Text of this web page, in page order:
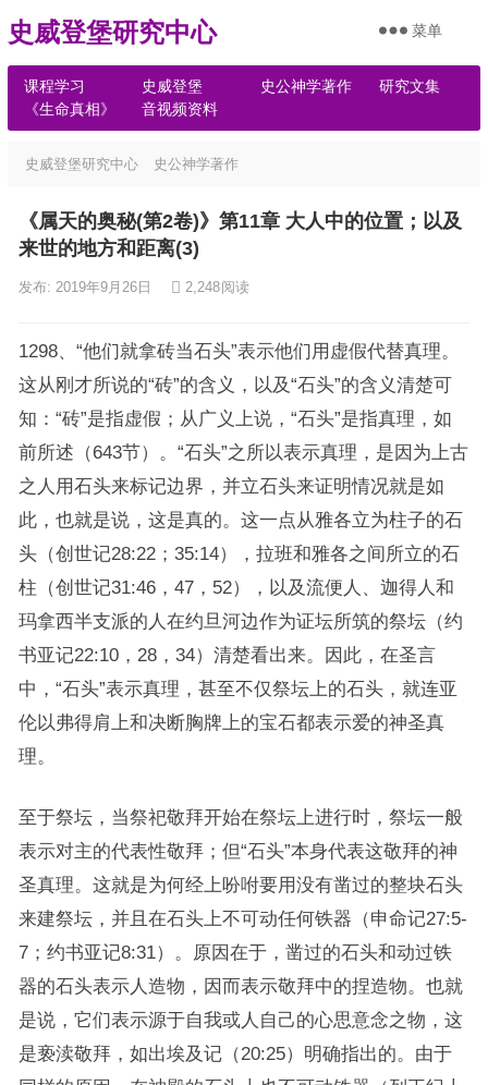
史威登堡研究中心
课程学习 史威登堡 史公神学著作
研究文集
《生命真相》
音视频资料
菜单
史威登堡研究中心 史公神学著作
《属天的奥秘(第2卷)》第11章 大人中的位置；以及
来世的地方和距离(3)
发布: 2019年9月26日 2,248阅读
1298、“他们就拿砖当石头”表示他们用虚假代替真理。
这从刚才所说的“砖”的含义，以及“石头”的含义清楚可
知：“砖”是指虚假；从广义上说，“石头”是指真理，如
前所述（643节）。“石头”之所以表示真理，是因为上古
之人用石头来标记边界，并立石头来证明情况就是如
此，也就是说，这是真的。这一点从雅各立为柱子的石
头（创世记28:22；35:14），拉班和雅各之间所立的石
柱（创世记31:46，47，52），以及流便人、迦得人和
玛拿西半支派的人在约旦河边作为证坛所筑的祭坛（约
书亚记22:10，28，34）清楚看出来。因此，在圣言
中，“石头”表示真理，甚至不仅祭坛上的石头，就连亚
伦以弗得肩上和决断胸牌上的宝石都表示爱的神圣真
理。
至于祭坛，当祭祀敬拜开始在祭坛上进行时，祭坛一般
表示对主的代表性敬拜；但“石头”本身代表这敬拜的神
圣真理。这就是为何经上吩咐要用没有凿过的整块石头
来建祭坛，并且在石头上不可动任何铁器（申命记27:5-
7；约书亚记8:31）。原因在于，凿过的石头和动过铁
器的石头表示人造物，因而表示敬拜中的捏造物。也就
是说，它们表示源于自我或人自己的心思意念之物，这
是亵渎敬拜，如出埃及记（20:25）明确指出的。由于